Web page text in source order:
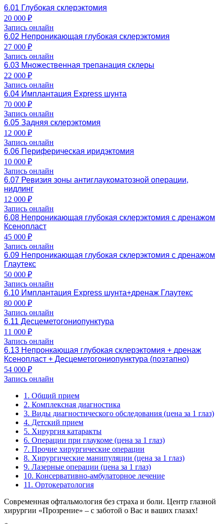
6.01 Глубокая склерэктомия
20 000 ₽
Запись онлайн
6.02 Непроникающая глубокая склерэктомия
27 000 ₽
Запись онлайн
6.03 Множественная трепанация склеры
22 000 ₽
Запись онлайн
6.04 Имплантация Express шунта
70 000 ₽
Запись онлайн
6.05 Задняя склерэктомия
12 000 ₽
Запись онлайн
6.06 Периферическая иридэктомия
10 000 ₽
Запись онлайн
6.07 Ревизия зоны антиглаукоматозной операции,
нидлинг
12 000 ₽
Запись онлайн
6.08 Непроникающая глубокая склерэктомия с дренажом
Ксенопласт
45 000 ₽
Запись онлайн
6.09 Непроникающая глубокая склерэктомия с дренажом
Глаутекс
50 000 ₽
Запись онлайн
6.10 Имплантация Express шунта+дренаж Глаутекс
80 000 ₽
Запись онлайн
6.11 Десцеметогониопунктура
11 000 ₽
Запись онлайн
6.13 Непронкающая глубокая склерэктомия + дренаж
Ксенопласт + Десцеметогониопунктура (поэтапно)
54 000 ₽
Запись онлайн
1. Общий прием
2. Комплексная диагностика
3. Виды диагностического обследования (цена за 1 глаз)
4. Детский прием
5. Хирургия катаракты
6. Операции при глаукоме (цена за 1 глаз)
7. Прочие хирургические операции
8. Хирургические манипуляции (цена за 1 глаз)
9. Лазерные операции (цена за 1 глаз)
10. Консервативно-амбулаторное лечение
11. Ортокератология
Современная офтальмология без страха и боли. Центр глазной
хирургии «Прозрение» – с заботой о Вас и ваших глазах!